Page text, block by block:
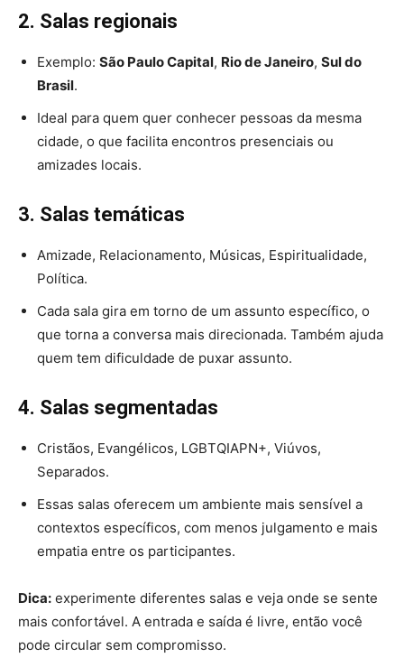
2. Salas regionais
Exemplo: São Paulo Capital, Rio de Janeiro, Sul do
Brasil.
Ideal para quem quer conhecer pessoas da mesma
cidade, o que facilita encontros presenciais ou
amizades locais.
3. Salas temáticas
Amizade, Relacionamento, Músicas, Espiritualidade,
Política.
Cada sala gira em torno de um assunto específico, o
que torna a conversa mais direcionada. Também ajuda
quem tem dificuldade de puxar assunto.
4. Salas segmentadas
Cristãos, Evangélicos, LGBTQIAPN+, Viúvos,
Separados.
Essas salas oferecem um ambiente mais sensível a
contextos específicos, com menos julgamento e mais
empatia entre os participantes.
Dica: experimente diferentes salas e veja onde se sente
mais confortável. A entrada e saída é livre, então você
pode circular sem compromisso.